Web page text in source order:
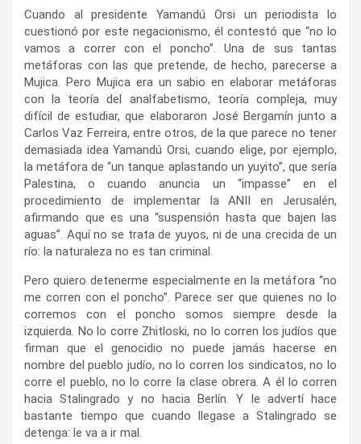
Cuando al presidente Yamandú Orsi un periodista lo
cuestionó por este negacionismo, él contestó que “no lo
vamos a correr con el poncho”. Una de sus tantas
metáforas con las que pretende, de hecho, parecerse a
Mujica. Pero Mujica era un sabio en elaborar metáforas
con la teoría del analfabetismo, teoría compleja, muy
difícil de estudiar, que elaboraron José Bergamín junto a
Carlos Vaz Ferreira, entre otros, de la que parece no tener
demasiada idea Yamandú Orsi, cuando elige, por ejemplo,
la metáfora de “un tanque aplastando un yuyito”, que sería
Palestina, o cuando anuncia un “impasse” en el
procedimiento de implementar la ANII en Jerusalén,
afirmando que es una “suspensión hasta que bajen las
aguas”. Aquí no se trata de yuyos, ni de una crecida de un
río: la naturaleza no es tan criminal.
Pero quiero detenerme especialmente en la metáfora “no
me corren con el poncho”. Parece ser que quienes no lo
corremos con el poncho somos siempre desde la
izquierda. No lo corre Zhitloski, no lo corren los judíos que
firman que el genocidio no puede jamás hacerse en
nombre del pueblo judío, no lo corren los sindicatos, no lo
corre el pueblo, no lo corre la clase obrera. A él lo corren
hacia Stalingrado y no hacia Berlín. Y le advertí hace
bastante tiempo que cuando llegase a Stalingrado se
detenga: le va a ir mal.